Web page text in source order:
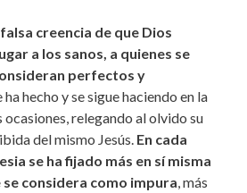
creencia de que Dios
a los sanos, a quienes se
perfectos y
ha hecho y se sigue haciendo en la
ocasiones, relegando al olvido su
del mismo Jesús. En cada
se ha fijado más en sí misma
se considera como impura, más